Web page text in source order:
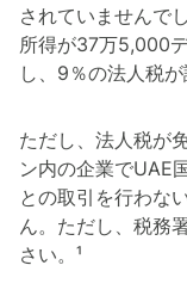
されていませんで
所得が37万5,000
し、9％の法人税
ただし、法人税が
ン内の企業でUAE
との取引を行わな
ん。ただし、税務
さい。¹